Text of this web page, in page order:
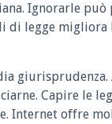
Ignorarle può
di legge migliora
giurisprudenza.
Capire le
Internet offre